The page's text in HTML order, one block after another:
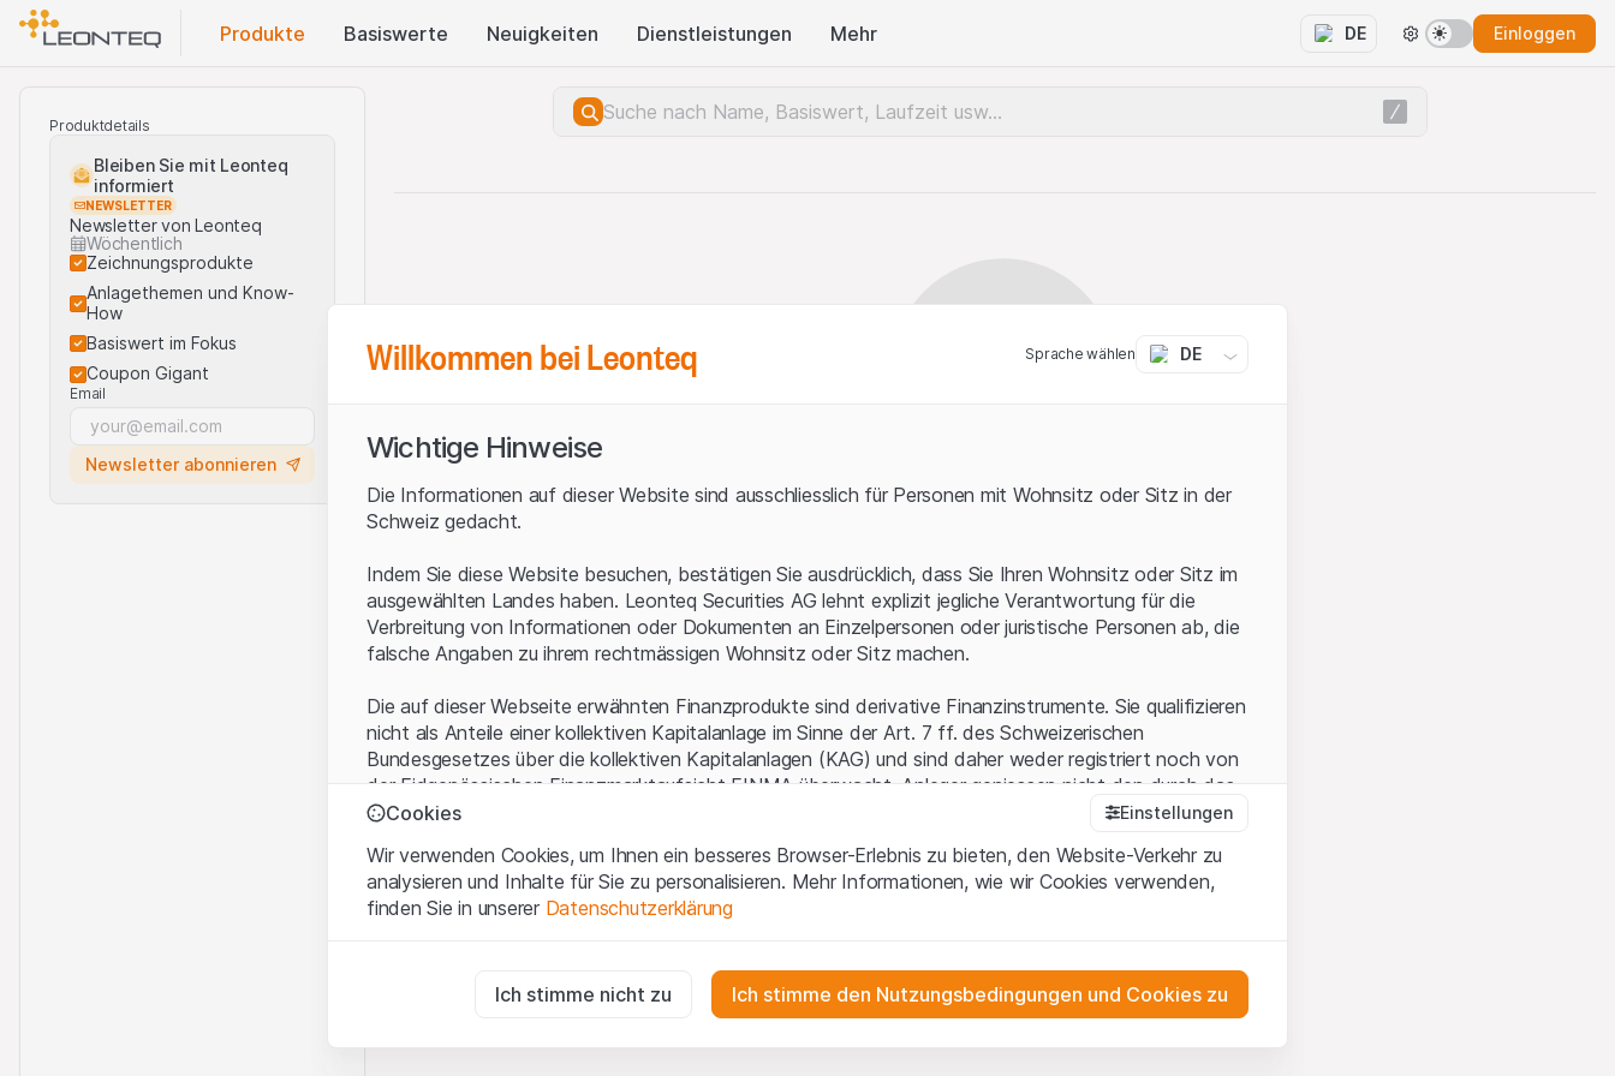
Produkte Basis​werte Neuigkeiten Dienstleistungen Mehr DE Einloggen
Produktdetails
Bleiben Sie mit Leonteq
informiert
NEWSLETTER
Newsletter von Leonteq
Wöchentlich
Zeichnungsprodukte
Anlagethemen und Know-
How
Basiswert im Fokus
Coupon Gigant
Email
Newsletter abonnieren
Willkommen bei Leonteq Sprache wählen DE
Wichtige Hinweise
Die Informationen auf dieser Website sind ausschliesslich für Personen mit Wohnsitz oder Sitz in der
Schweiz gedacht.
Indem Sie diese Website besuchen, bestätigen Sie ausdrücklich, dass Sie Ihren Wohnsitz oder Sitz im
ausgewählten Landes haben. Leonteq Securities AG lehnt explizit jegliche Verantwortung für die
Verbreitung von Informationen oder Dokumenten an Einzelpersonen oder juristische Personen ab, die
falsche Angaben zu ihrem rechtmässigen Wohnsitz oder Sitz machen.
Die auf dieser Webseite erwähnten Finanzprodukte sind derivative Finanzinstrumente. Sie qualifizieren
nicht als Anteile einer kollektiven Kapitalanlage im Sinne der Art. 7 ff. des Schweizerischen
Bundesgesetzes über die kollektiven Kapitalanlagen (KAG) und sind daher weder registriert noch von
der Eidgenössischen Finanzmarktaufsicht FINMA überwacht. Anleger geniessen nicht den durch das
KAG vermittelten spezifischen Anlegerschutz.
Anwendungsbedingungen und rechtliche Informationen
Mit dem Zugriff auf diese Website der Leonteq Securities AG (die "Website") erklären Sie, dass Sie die
rechtlichen Informationen und die wichtigen Hinweise und
Sämtliche Immaterialgüterrechte (wie z.B. Urheber¬, Design¬ und Markenrechte) an dem auf der
Cookies Einstellungen
Wir verwenden Cookies, um Ihnen ein besseres Browser-Erlebnis zu bieten, den Website-Verkehr zu
analysieren und Inhalte für Sie zu personalisieren. Mehr Informationen, wie wir Cookies verwenden,
finden Sie in unserer Datenschutzerklärung
Diese Cookies sind für die Website erforderlich und können nicht deaktiviert werden.
Ich stimme nicht zu Ich stimme den Nutzungsbedingungen und Cookies zu